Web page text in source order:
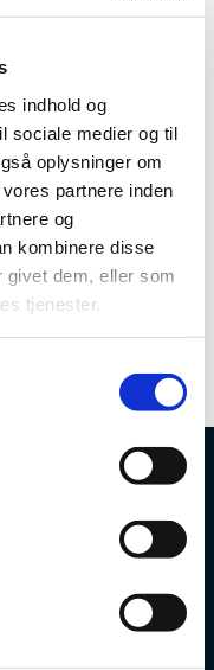
indhold og
sociale medier og til
oplysninger om
partnere inden
og
kombinere disse
givet dem, eller som
tjenester.